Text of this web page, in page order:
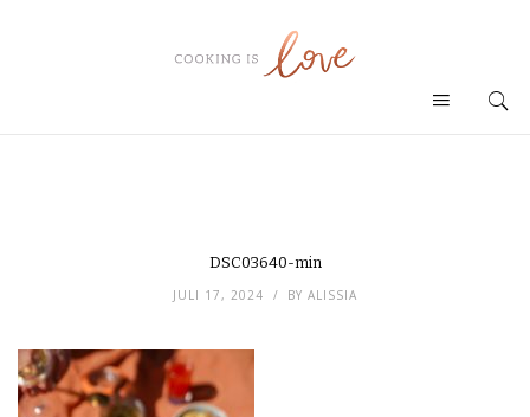
DSC03640-min
JULI 17, 2024 BY ALISSIA